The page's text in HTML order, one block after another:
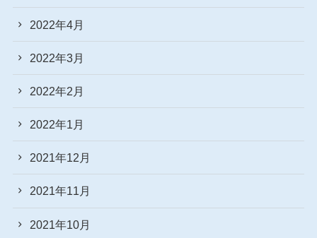
2022年4月
2022年3月
2022年2月
2022年1月
2021年12月
2021年11月
2021年10月